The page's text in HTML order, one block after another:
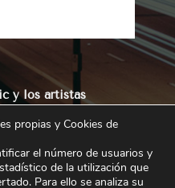
y los artistas
propias y Cookies de
el número de usuarios y
de la utilización que
Para ello se analiza su